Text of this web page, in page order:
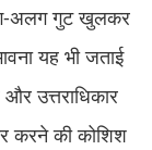
अलग गुट खुलकर
यह भी जताई
उत्तराधिकार
करने की कोशिश